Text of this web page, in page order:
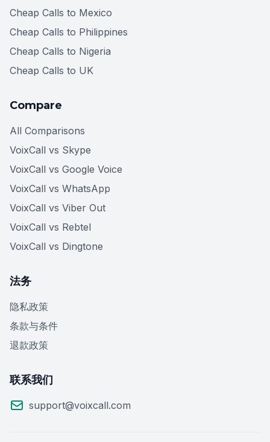
Cheap Calls to Mexico
Cheap Calls to Philippines
Cheap Calls to Nigeria
Cheap Calls to UK
Compare
All Comparisons
VoixCall vs Skype
VoixCall vs Google Voice
VoixCall vs WhatsApp
VoixCall vs Viber Out
VoixCall vs Rebtel
VoixCall vs Dingtone
法务
隐私政策
条款与条件
退款政策
联系我们
support@voixcall.com